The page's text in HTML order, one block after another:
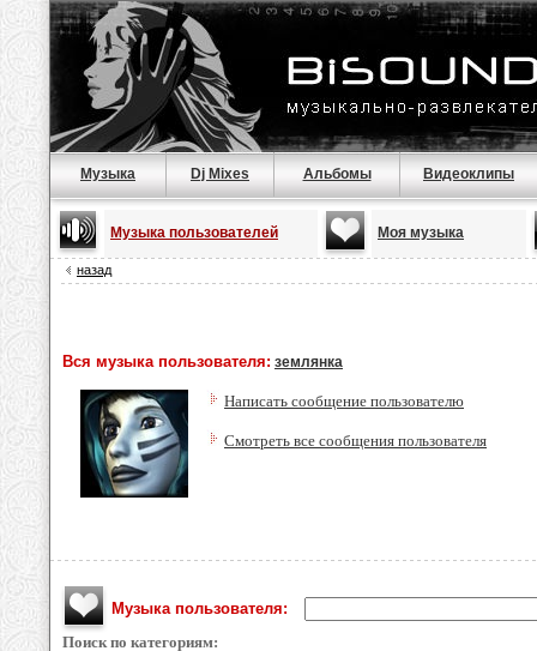
Музыка Dj Mixes Альбомы Видеоклипы
Музыка пользователей Моя музыка
назад
Вся музыка пользователя: землянка
Написать сообщение пользователю
Смотреть все сообщения пользователя
Музыка пользователя:
Поиск по категориям: